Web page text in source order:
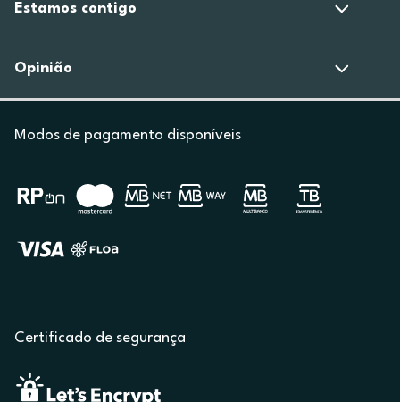
Estamos contigo
Opinião
Modos de pagamento disponíveis
Certificado de segurança